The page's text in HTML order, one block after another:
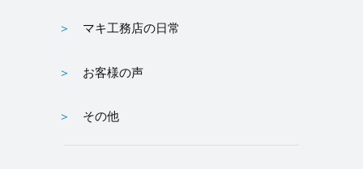
マキ工務店の日常
お客様の声
その他